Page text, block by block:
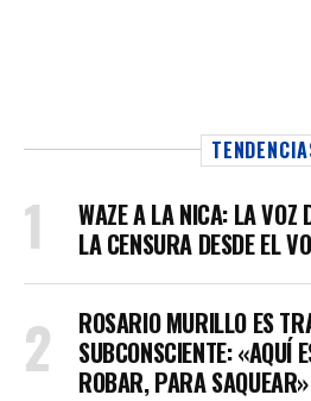
WAZE A LA NICA: LA VOZ
LA CENSURA DESDE EL
ROSARIO MURILLO ES
SUBCONSCIENTE: «AQUÍ
ROBAR, PARA SAQUEAR»